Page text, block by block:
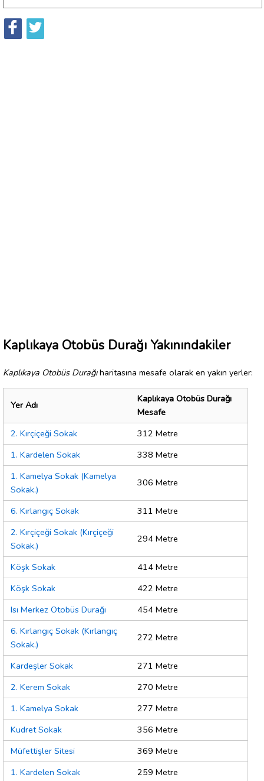
Kaplıkaya Otobüs Durağı Yakınındakiler
Kaplıkaya Otobüs Durağıharitasına mesafe olarak en yakın yerler:
Yer Adı
Kaplıkaya Otobüs Durağı
Mesafe
2. Kırçiçeği Sokak
312 Metre
1. Kardelen Sokak
338 Metre
1. Kamelya Sokak (Kamelya
Sokak.)
306 Metre
6. Kırlangıç Sokak
311 Metre
2. Kırçiçeği Sokak (Kırçiçeği
Sokak.)
294 Metre
Köşk Sokak
414 Metre
Köşk Sokak
422 Metre
Isı Merkez Otobüs Durağı
454 Metre
6. Kırlangıç Sokak (Kırlangıç
Sokak.)
272 Metre
Kardeşler Sokak
271 Metre
2. Kerem Sokak
270 Metre
1. Kamelya Sokak
277 Metre
Kudret Sokak
356 Metre
Müfettişler Sitesi
369 Metre
1. Kardelen Sokak
259 Metre